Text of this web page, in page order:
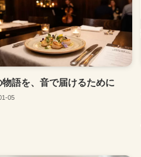
物語を、音で届けるために
05